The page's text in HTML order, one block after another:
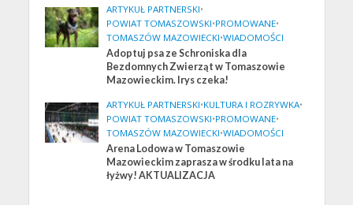
ARTYKUŁ PARTNERSKI•
POWIAT TOMASZOWSKI•PROMOWANE•
TOMASZÓW MAZOWIECKI•WIADOMOŚCI
Adoptuj psa ze Schroniska dla
Bezdomnych Zwierząt w Tomaszowie
Mazowieckim. Irys czeka!
ARTYKUŁ PARTNERSKI•KULTURA I ROZRYWKA•
POWIAT TOMASZOWSKI•PROMOWANE•
TOMASZÓW MAZOWIECKI•WIADOMOŚCI
Arena Lodowa w Tomaszowie
Mazowieckim zaprasza w środku lata na
łyżwy! AKTUALIZACJA